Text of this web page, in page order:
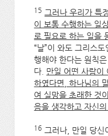
15 그러나 우리가 특
이 보통 수행하는 일
로 필요로 하는 일을
“날”이 와도 그리스
행해야 한다는 원칙
다. 만일 어떤 사람이
하였다면, 하나님의
여 실망을 초래한 것
음을 생각하고 자신
16 그러나, 만일 당신